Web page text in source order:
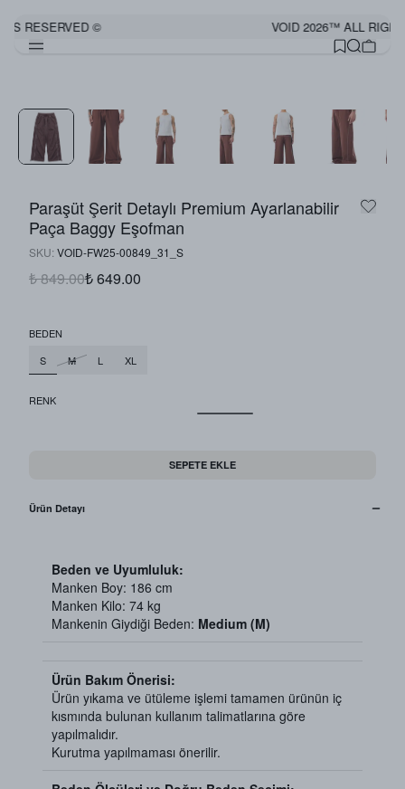
RESERVED © VOID 2026™ ALL
Paraşüt Şerit Detaylı Premium Ayarlanabilir
Paça Baggy Eşofman
SKU: VOID-FW25-00849_31_S
₺ 849.00₺ 649.00
BEDEN
S
M L XL
RENK
SEPETE EKLE
Ürün Detayı
Beden ve Uyumluluk:
Manken Boy: 186 cm
Manken Kilo: 74 kg
Mankenin Giydiği Beden: Medium (M)
Ürün Bakım Önerisi:
Ürün yıkama ve ütüleme işlemi tamamen ürünün iç
kısmında bulunan kullanım talimatlarına göre
yapılmalıdır.
Kurutma yapılmaması önerilir.